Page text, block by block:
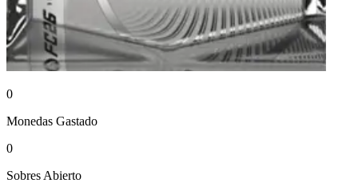
0
Monedas Gastado
0
Sobres Abierto